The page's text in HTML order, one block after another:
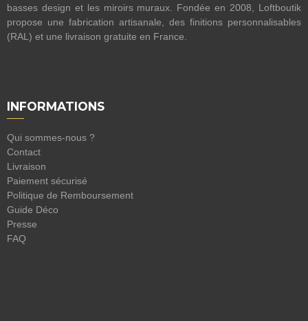
basses design et les miroirs muraux. Fondée en 2008, Loftboutik
propose une fabrication artisanale, des finitions personnalisables
(RAL) et une livraison gratuite en France.
INFORMATIONS
Qui sommes-nous ?
Contact
Livraison
Paiement sécurisé
Politique de Remboursement
Guide Déco
Presse
FAQ